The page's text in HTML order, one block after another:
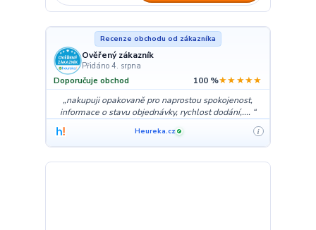
Recenze obchodu od zákazníka
Ověřený zákazník
Přidáno 4. srpna
Doporučuje obchod 100 %★★★★★
nakupuji opakovaně pro naprostou spokojenost,
informace o stavu objednávky, rychlost dodání,....
Heureka.cz ✓ i